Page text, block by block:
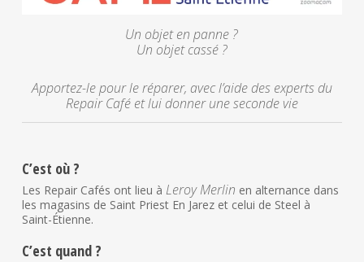
Un objet en panne ?
Un objet cassé ?
Apportez-le pour le réparer, avec l’aide des experts du
Repair Café et lui donner une seconde vie
C’est où ?
Les Repair Cafés ont lieu à Leroy Merlin en alternance dans
les magasins de Saint Priest En Jarez et celui de Steel à
Saint-Étienne.
C’est quand ?